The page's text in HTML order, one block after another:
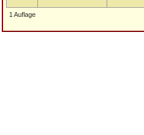
1 Auflage